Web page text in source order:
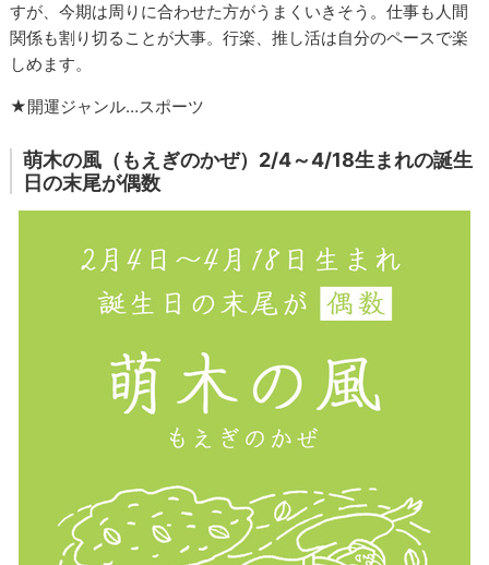
すが、今期は周りに合わせた方がうまくいきそう。仕事も人間
関係も割り切ることが大事。行楽、推し活は自分のペースで楽
しめます。
★開運ジャンル…スポーツ
萌木の風（もえぎのかぜ）2/4～4/18生まれの誕生
日の末尾が偶数